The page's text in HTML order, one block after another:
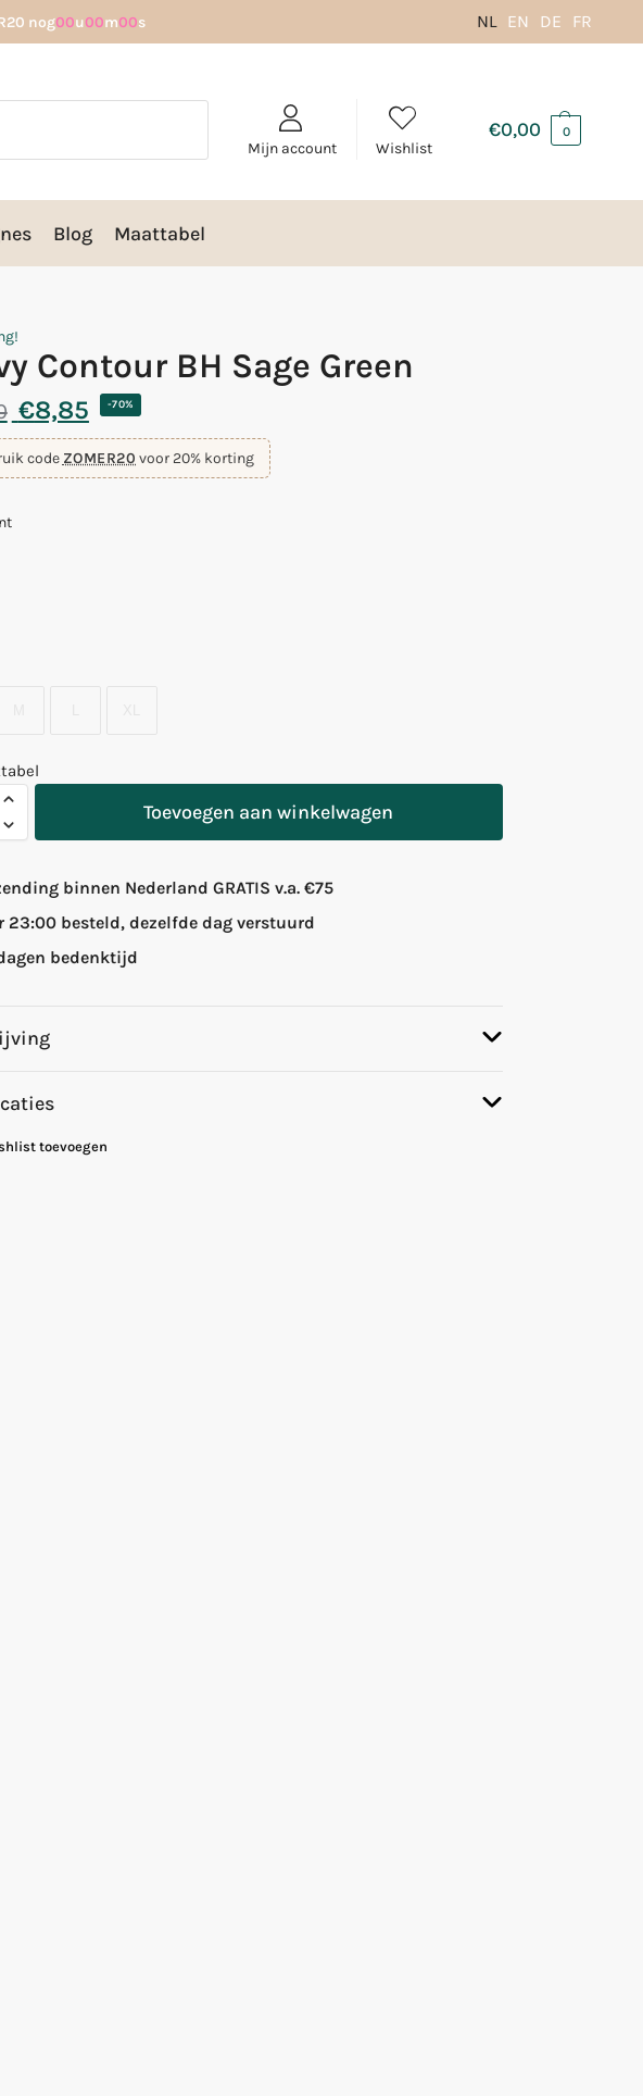
nog00u00m00s NL EN DE FR
Mijn account Wishlist
€0,00 0
Blog Maattabel
Contour BH Sage Green
€8,85 -70%
code ZOMER20 voor 20% korting
Toevoegen aan winkelwagen
binnen Nederland GRATIS v.a. €75
23:00 besteld, dezelfde dag verstuurd
bedenktijd
toevoegen